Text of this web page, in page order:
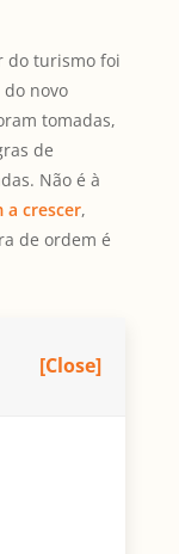
do turismo foi
novo
tomadas,
de
Não é à
a crescer,
de ordem é
[Close]